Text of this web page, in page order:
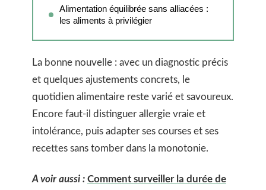
Alimentation équilibrée sans alliacées :
les aliments à privilégier
La bonne nouvelle : avec un diagnostic précis
et quelques ajustements concrets, le
quotidien alimentaire reste varié et savoureux.
Encore faut-il distinguer allergie vraie et
intolérance, puis adapter ses courses et ses
recettes sans tomber dans la monotonie.
A voir aussi : Comment surveiller la durée de